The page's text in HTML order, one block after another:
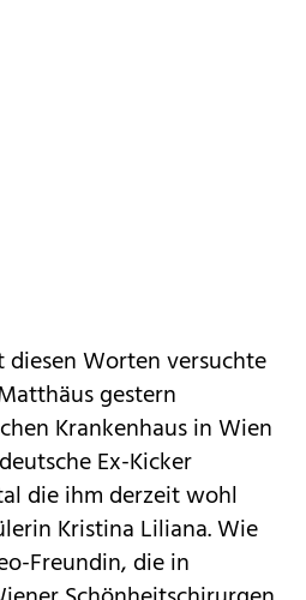
diesen Worten versuchte
gestern
Krankenhaus in Wien
Ex-Kicker
die ihm derzeit wohl
Kristina Liliana. Wie
Freundin, die in